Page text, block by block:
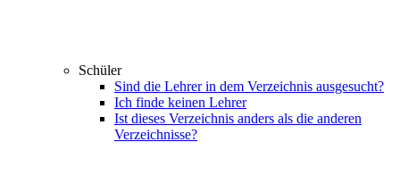
Schüler
Sind die Lehrer in dem Verzeichnis ausgesucht?
Ich finde keinen Lehrer
Ist dieses Verzeichnis anders als die anderen
Verzeichnisse?